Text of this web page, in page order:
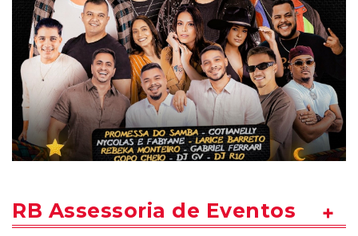
RB Assessoria de Eventos